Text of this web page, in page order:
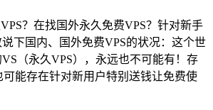
？在找国外永久免费VPS？针对新手
下国内、国外免费VPS的状况：这个世
（永久VPS），永远也不可能有！存
可能存在针对新用户特别送钱让免费使